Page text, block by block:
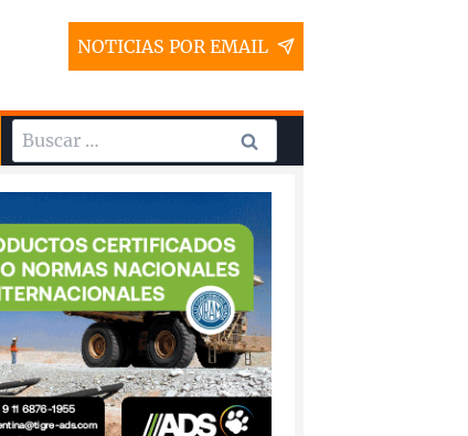
NOTICIAS POR EMAIL
Buscar: